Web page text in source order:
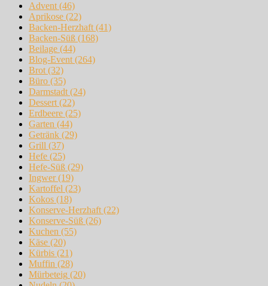
Advent (46)
Aprikose (22)
Backen-Herzhaft (41)
Backen-Süß (168)
Beilage (44)
Blog-Event (264)
Brot (32)
Büro (35)
Darmstadt (24)
Dessert (22)
Erdbeere (25)
Garten (44)
Getränk (29)
Grill (37)
Hefe (25)
Hefe-Süß (29)
Ingwer(19)
Kartoffel (23)
Kokos (18)
Konserve-Herzhaft (22)
Konserve-Süß (26)
Kuchen (55)
Käse (20)
Kürbis (21)
Muffin (28)
Mürbeteig (20)